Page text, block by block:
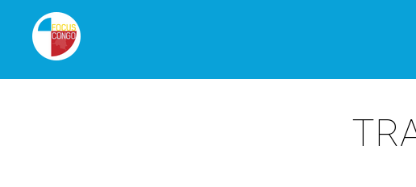
FOCUS CONGO E. V.